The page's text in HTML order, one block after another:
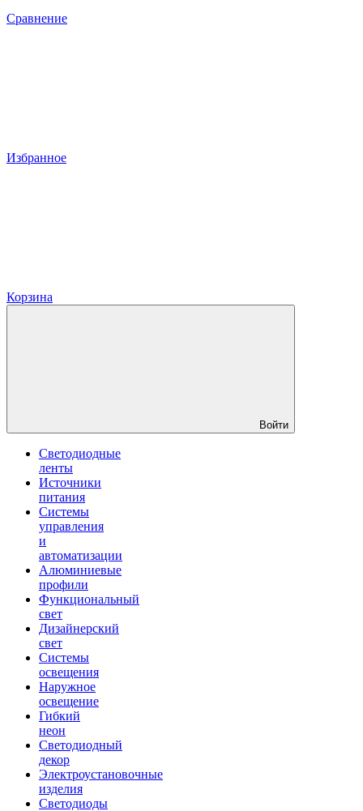
Сравнение
Избранное
Корзина
Войти
Светодиодные
ленты
Источники
питания
Системы
управления
и
автоматизации
Алюминиевые
профили
Функциональный
свет
Дизайнерский
свет
Системы
освещения
Наружное
освещение
Гибкий
неон
Светодиодный
декор
Электроустановочные
изделия
Светодиоды